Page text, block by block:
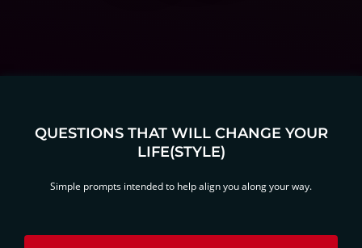
QUESTIONS THAT WILL CHANGE YOUR
LIFE(STYLE)
Simple prompts intended to help align you along your way.